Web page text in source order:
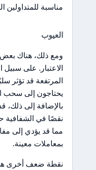
مناسبة للمتداولين
العيوب
ومع ذلك، هناك
الاعتبار. على
المرتفعة قد تؤثر
يحتاجون إلى سحب
بالإضافة إلى
نقصًا في الشفافية
مما قد يؤدي إلى
بمعاملات معينة.
نقطة ضعف أخرى